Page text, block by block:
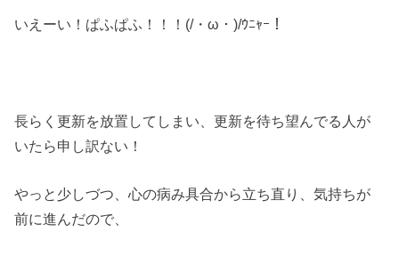
いえーい！ぱふぱふ！！！(/・ω・)/ｳﾆｬｰ！
長らく更新を放置してしまい、更新を待ち望んでる人が
いたら申し訳ない！
やっと少しづつ、心の病み具合から立ち直り、気持ちが
前に進んだので、